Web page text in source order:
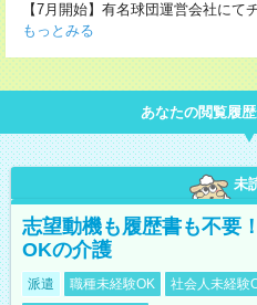
【7月開始】有名球団運営会社に
もっとみる
あなたの閲覧履
未
志望動機も履歴書も不要
OKの介護
派遣 職種未経験OK 社会人未経験